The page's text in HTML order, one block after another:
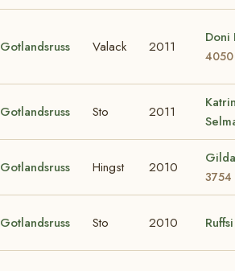
Gotlandsruss Valack 2011
Doni
4050
Gotlandsruss Sto 2011
Gotlandsruss Hingst 2010
3754
Gotlandsruss Sto 2010